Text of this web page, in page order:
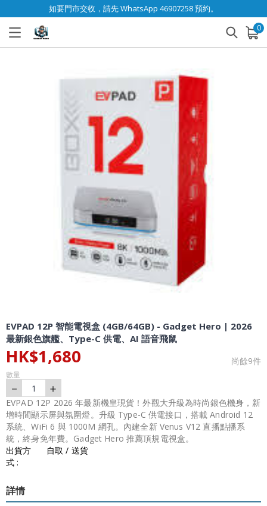
如要門市交收，請先 WhatsApp 46907258 預約。
0
已加入購物車 查看
EVPAD 12P 智能電視盒 (4GB/64GB) - Gadget Hero | 2026
最新銀色旗艦、Type-C 供電、AI 語音飛鼠
HK$1,680 尚餘9件
數量
－ 1 ＋
EVPAD 12P 2026 年最新機皇現貨！外觀大升級為時尚銀色機身，新
增時間顯示屏與氛圍燈。升級 Type-C 供電接口，搭載 Android 12
系統、WiFi 6 與 1000M 網孔。內建全新 Venus V12 直播點播系
統，終身免年費。Gadget Hero 推薦頂規電視盒。
出貨方
式 :
自取 / 送貨
詳情